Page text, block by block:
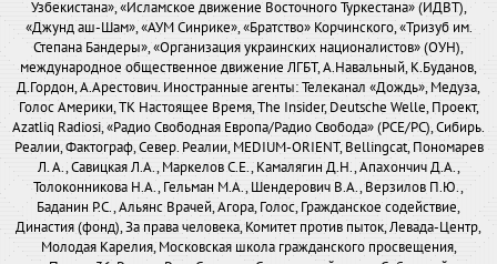
Узбекистана», «Исламское движение Восточного Туркестана» (ИДВТ),
«Джунд аш-Шам», «АУМ Синрике», «Братство» Корчинского, «Тризуб им.
Степана Бандеры», «Организация украинских националистов» (ОУН),
международное общественное движение ЛГБТ, А.Навальный, К.Буданов,
Д.Гордон, А.Арестович. Иностранные агенты: Телеканал «Дождь», Медуза,
Голос Америки, ТК Настоящее Время, The Insider, Deutsche Welle, Проект,
Azatliq Radiosi, «Радио Свободная Европа/Радио Свобода» (PCE/PC), Сибирь.
Реалии, Фактограф, Север. Реалии, MEDIUM-ORIENT, Bellingcat, Пономарев
Л. А., Савицкая Л.А., Маркелов С.Е., Камалягин Д.Н., Апахончич Д.А.,
Толоконникова Н.А., Гельман М.А., Шендерович В.А., Верзилов П.Ю.,
Баданин Р.С., Альянс Врачей, Агора, Голос, Гражданское содействие,
Династия (фонд), За права человека, Комитет против пыток, Левада-Центр,
Молодая Карелия, Московская школа гражданского просвещения,